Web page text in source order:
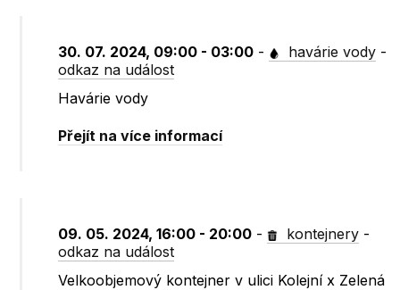
30. 07. 2024, 09:00 - 03:00 - havárie vody -
odkaz na událost
Havárie vody
Přejít na více informací
09. 05. 2024, 16:00 - 20:00 - kontejnery -
odkaz na událost
Velkoobjemový kontejner v ulici Kolejní x Zelená